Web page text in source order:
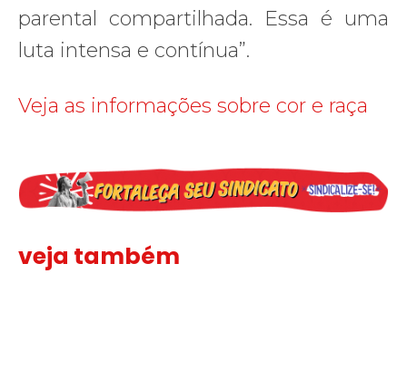
parental compartilhada. Essa é uma
luta intensa e contínua”.
Veja as informações sobre cor e raça
veja também